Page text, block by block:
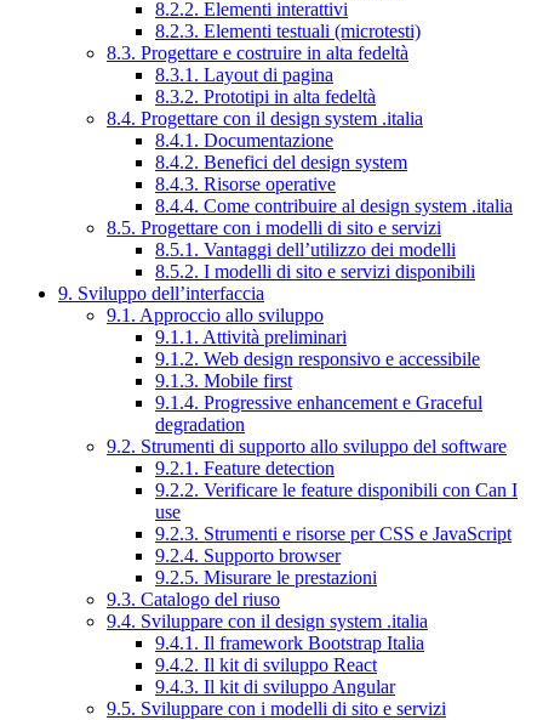
8.2.2. Elementi interattivi
8.2.3. Elementi testuali (microtesti)
8.3. Progettare e costruire in alta fedeltà
8.3.1. Layout di pagina
8.3.2. Prototipi in alta fedeltà
8.4. Progettare con il design system .italia
8.4.1. Documentazione
8.4.2. Benefici del design system
8.4.3. Risorse operative
8.4.4. Come contribuire al design system .italia
8.5. Progettare con i modelli di sito e servizi
8.5.1. Vantaggi dell’utilizzo dei modelli
8.5.2. I modelli di sito e servizi disponibili
9. Sviluppo dell’interfaccia
9.1. Approccio allo sviluppo
9.1.1. Attività preliminari
9.1.2. Web design responsivo e accessibile
9.1.3. Mobile first
9.1.4. Progressive enhancement e Graceful
degradation
9.2. Strumenti di supporto allo sviluppo del software
9.2.1. Feature detection
9.2.2. Verificare le feature disponibili con Can I
use
9.2.3. Strumenti e risorse per CSS e JavaScript
9.2.4. Supporto browser
9.2.5. Misurare le prestazioni
9.3. Catalogo del riuso
9.4. Sviluppare con il design system .italia
9.4.1. Il framework Bootstrap Italia
9.4.2. Il kit di sviluppo React
9.4.3. Il kit di sviluppo Angular
9.5. Sviluppare con i modelli di sito e servizi